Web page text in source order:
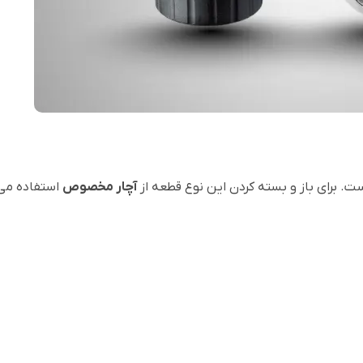
برای باز و بسته کردن این نوع قطعه ازآچار مخصوص استفاده